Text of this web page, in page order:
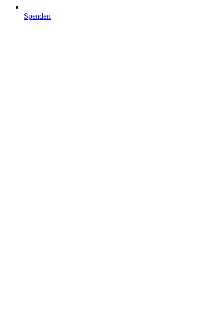
Spenden